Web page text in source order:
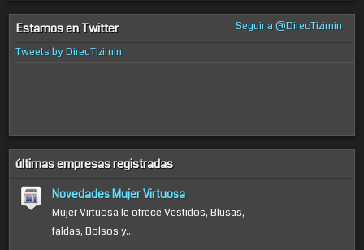
Estamos en Twitter
Seguir a @DirecTizimin
Tweets by DirecTizimin
últimas empresas registradas
Novedades Mujer Virtuosa
Mujer Virtuosa le ofrece Vestidos, Blusas,
faldas, Bolsos y...